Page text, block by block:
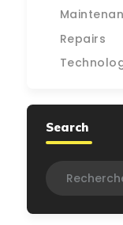
Repairs
Search